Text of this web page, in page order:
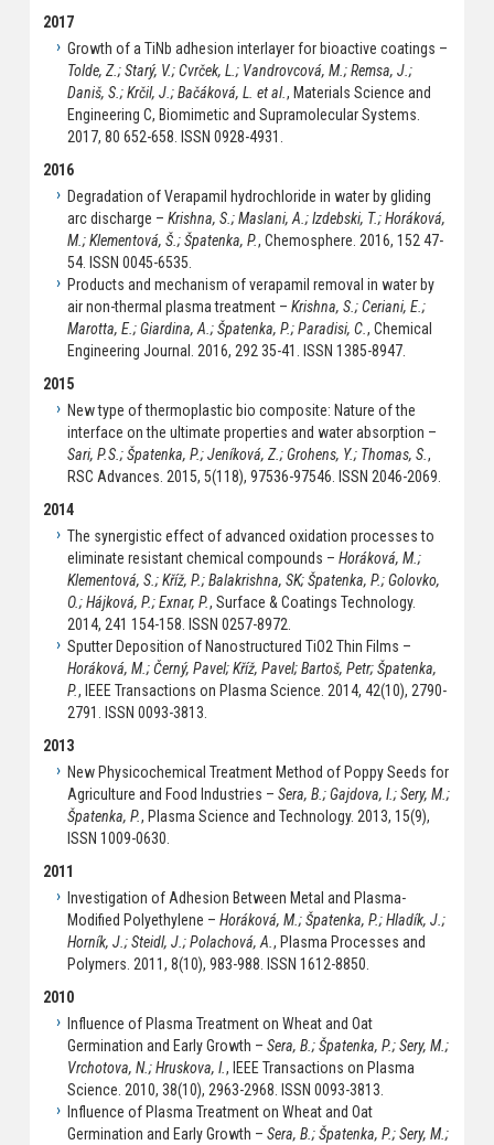
2017
Growth of a TiNb adhesion interlayer for bioactive coatings –
Tolde, Z.; Starý, V.; Cvrček, L.; Vandrovcová, M.; Remsa, J.;
Daniš, S.; Krčil, J.; Bačáková, L. et al., Materials Science and
Engineering C, Biomimetic and Supramolecular Systems.
2017, 80 652-658. ISSN 0928-4931.
2016
Degradation of Verapamil hydrochloride in water by gliding
arc discharge – Krishna, S.; Maslani, A.; Izdebski, T.; Horáková,
M.; Klementová, Š.; Špatenka, P., Chemosphere. 2016, 152 47-
54. ISSN 0045-6535.
Products and mechanism of verapamil removal in water by
air non-thermal plasma treatment – Krishna, S.; Ceriani, E.;
Marotta, E.; Giardina, A.; Špatenka, P.; Paradisi, C., Chemical
Engineering Journal. 2016, 292 35-41. ISSN 1385-8947.
2015
New type of thermoplastic bio composite: Nature of the
interface on the ultimate properties and water absorption –
Sari, P.S.; Špatenka, P.; Jeníková, Z.; Grohens, Y.; Thomas, S.,
RSC Advances. 2015, 5(118), 97536-97546. ISSN 2046-2069.
2014
The synergistic effect of advanced oxidation processes to
eliminate resistant chemical compounds – Horáková, M.;
Klementová, S.; Kříž, P.; Balakrishna, SK; Špatenka, P.; Golovko,
O.; Hájková, P.; Exnar, P., Surface & Coatings Technology.
2014, 241 154-158. ISSN 0257-8972.
Sputter Deposition of Nanostructured TiO2 Thin Films –
Horáková, M.; Černý, Pavel; Kříž, Pavel; Bartoš, Petr; Špatenka,
P., IEEE Transactions on Plasma Science. 2014, 42(10), 2790-
2791. ISSN 0093-3813.
2013
New Physicochemical Treatment Method of Poppy Seeds for
Agriculture and Food Industries – Sera, B.; Gajdova, I.; Sery, M.;
Špatenka, P., Plasma Science and Technology. 2013, 15(9),
ISSN 1009-0630.
2011
Investigation of Adhesion Between Metal and Plasma-
Modified Polyethylene – Horáková, M.; Špatenka, P.; Hladík, J.;
Horník, J.; Steidl, J.; Polachová, A., Plasma Processes and
Polymers. 2011, 8(10), 983-988. ISSN 1612-8850.
2010
Influence of Plasma Treatment on Wheat and Oat
Germination and Early Growth – Sera, B.; Špatenka, P.; Sery, M.;
Vrchotova, N.; Hruskova, I., IEEE Transactions on Plasma
Science. 2010, 38(10), 2963-2968. ISSN 0093-3813.
Influence of Plasma Treatment on Wheat and Oat
Germination and Early Growth – Sera, B.; Špatenka, P.; Sery, M.;